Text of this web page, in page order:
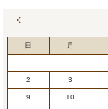
日 月
2 3
9 10